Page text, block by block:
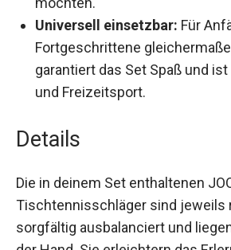
Universell einsetzbar:
Fortgeschrittene
garantiert das Set Spaß und ist
Schulen und Freizeitsport.
Details
Tischtennisschläger sind jeweils
sorgfältig ausbalanciert und
der Hand. Sie erleichtern das